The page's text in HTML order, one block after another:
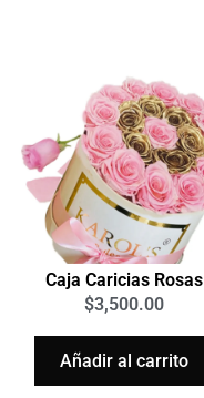
Caja Caricias Rosas
$3,500.00
Añadir al carrito